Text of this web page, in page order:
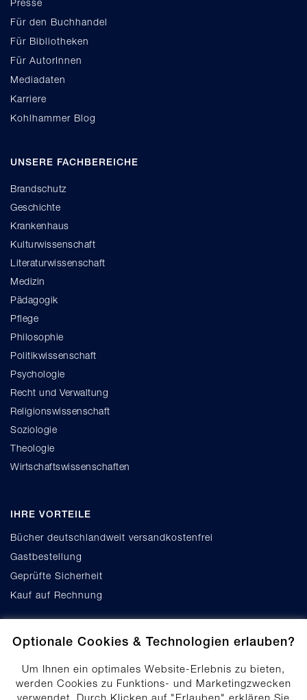
Optionale Cookies & Technologien erlauben?
Um Ihnen ein optimales Website-Erlebnis zu bieten,
werden Cookies zu Funktions- und Marketingzwecken
verwendet. Durch Klicken auf "Erlauben" erklären Sie
Presse
Für den Buchhandel
Für Bibliotheken
Für AutorInnen
Mediadaten
Karriere
Kohlhammer Blog
UNSERE FACHBEREICHE
Brandschutz
Geschichte
Krankenhaus
Kulturwissenschaft
Literaturwissenschaft
Medizin
Pädagogik
Pflege
Philosophie
Politikwissenschaft
Psychologie
Recht und Verwaltung
Religionswissenschaft
Soziologie
Theologie
Wirtschaftswissenschaften
IHRE VORTEILE
Bücher deutschlandweit versandkostenfrei
Gastbestellung
Geprüfte Sicherheit
Kauf auf Rechnung
Cookie-Einstellungen